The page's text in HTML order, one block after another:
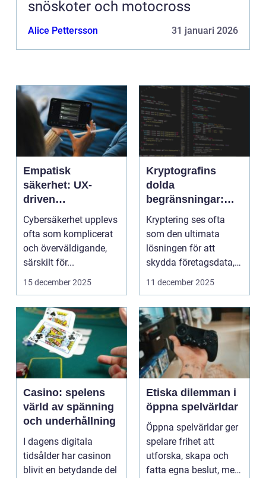
snöskoter och motocross
Alice Pettersson 31 januari 2026
Empatisk
säkerhet: UX-
driven
cybersäkerhet för
icke-tekniska
användare
Cybersäkerhet upplevs
ofta som komplicerat
och överväldigande,
särskilt för...
15 december 2025
Kryptografins
dolda
begränsningar:
När säker kod kan
missleda företag
Kryptering ses ofta
som den ultimata
lösningen för att
skydda företagsdata,
men verkl...
11 december 2025
Casino: spelens
värld av spänning
och underhållning
I dagens digitala
tidsålder har casinon
blivit en betydande del
Etiska dilemman i
öppna spelvärldar
Öppna spelvärldar ger
spelare frihet att
utforska, skapa och
fatta egna beslut, men